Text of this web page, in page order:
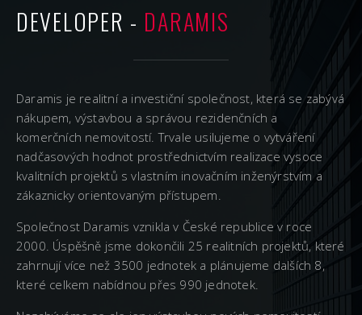
DEVELOPER - DARAMIS
Daramis je realitní a investiční společnost, která se zabývá
nákupem, výstavbou a správou rezidenčních a
komerčních nemovitostí. Trvale usilujeme o vytváření
nadčasových hodnot prostřednictvím realizace vysoce
kvalitních projektů s vlastním inovačním inženýrstvím a
zákaznicky orientovaným přístupem.
Společnost Daramis vznikla v České republice v roce
2000. Úspěšně jsme dokončili 25 realitních projektů, které
zahrnují více než 3500 jednotek a plánujeme dalších 8,
které celkem nabídnou přes 990 jednotek.